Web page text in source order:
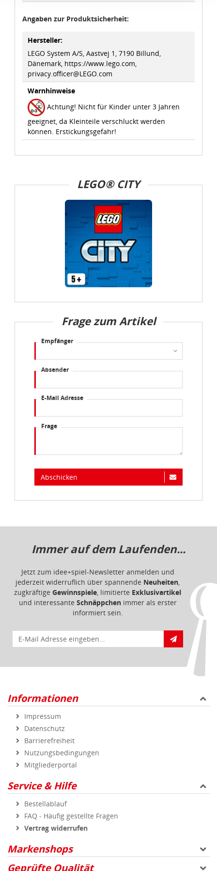
Verbindung mit zusätzlichen Maßnahmen zur Sicherung
eines angemessenen Schutzniveaus, garantieren wir,
Verarbeitung von Daten in den USA eingehalten werden.
Sie können die Cookie-Einwilligung jederzeit links unten
auf Ihrem Bildschirm anpassen und damit widerrufen.
DatenschutzbestimmungenundImpressum
Angaben zur Produktsicherheit:
Hersteller:
LEGO System A/S, Aastvej 1, 7190 Billund,
Dänemark, https://www.lego.com,
privacy.officer@LEGO.com
Warnhinweise
Achtung! Nicht für Kinder unter 3 Jahren
geeignet, da Kleinteile verschluckt werden
können. Erstickungsgefahr!
LEGO® CITY
Frage zum Artikel
Empfänger
Absender
E-Mail Adresse
Frage
Abschicken
Immer auf dem Laufenden...
Jetzt zum idee+spiel-Newsletter anmelden und
jederzeit widerruflich über spannende Neuheiten,
zugkräftige Gewinnspiele, limitierte Exklusivartikel
und interessante Schnäppchenimmer als erster
informiert sein.
E-Mail für Newsletteranmeldung
Informationen
Impressum
Datenschutz
Barrierefreiheit
Nutzungsbedingungen
Mitgliederportal
Service & Hilfe
Bestellablauf
FAQ - Häufig gestellte Fragen
Vertrag widerrufen
Markenshops
Geprüfte Qualität